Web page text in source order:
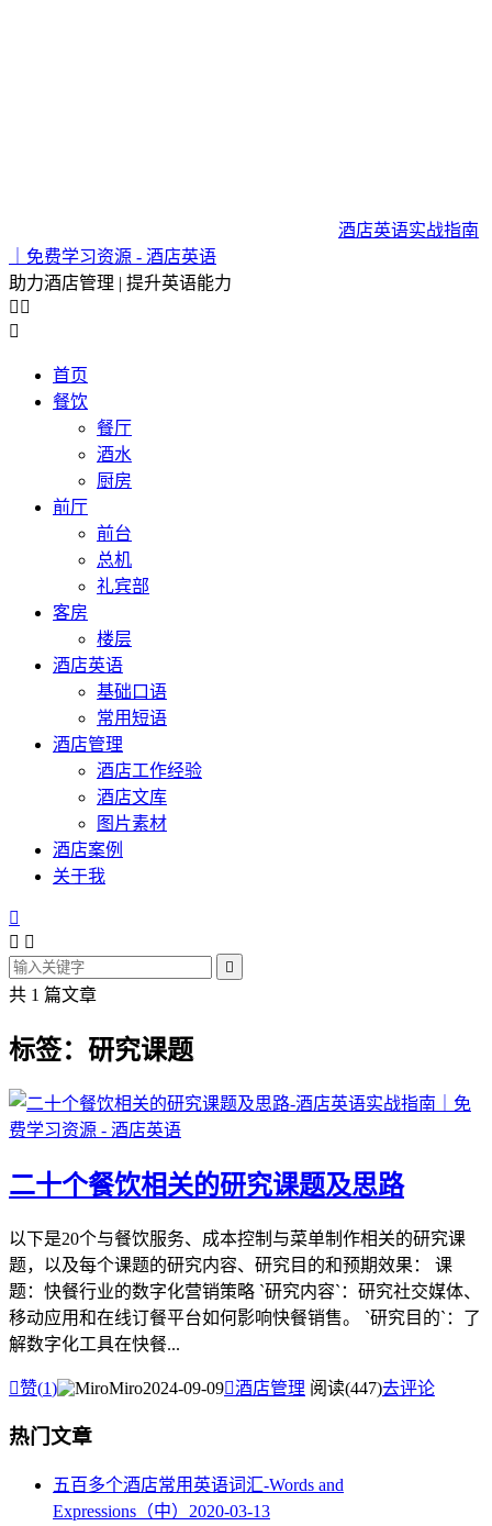
酒店英语实战指南
｜免费学习资源 - 酒店英语
助力酒店管理 | 提升英语能力
 

首页
餐饮
餐厅
酒水
厨房
前厅
前台
总机
礼宾部
客房
楼层
酒店英语
基础口语
常用短语
酒店管理
酒店工作经验
酒店文库
图片素材
酒店案例
关于我

 

共 1 篇文章
标签：研究课题
二十个餐饮相关的研究课题及思路
以下是20个与餐饮服务、成本控制与菜单制作相关的研究课
题，以及每个课题的研究内容、研究目的和预期效果： 课
题：快餐行业的数字化营销策略 `研究内容`：研究社交媒体、
移动应用和在线订餐平台如何影响快餐销售。 `研究目的`：了
解数字化工具在快餐...
赞(1) Miro2024-09-09酒店管理 阅读(447)去评论
热门文章
五百多个酒店常用英语词汇-Words and
Expressions（中） 2020-03-13